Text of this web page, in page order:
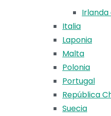
Irlanda
Italia
Laponia
Malta
Polonia
Portugal
República
Suecia